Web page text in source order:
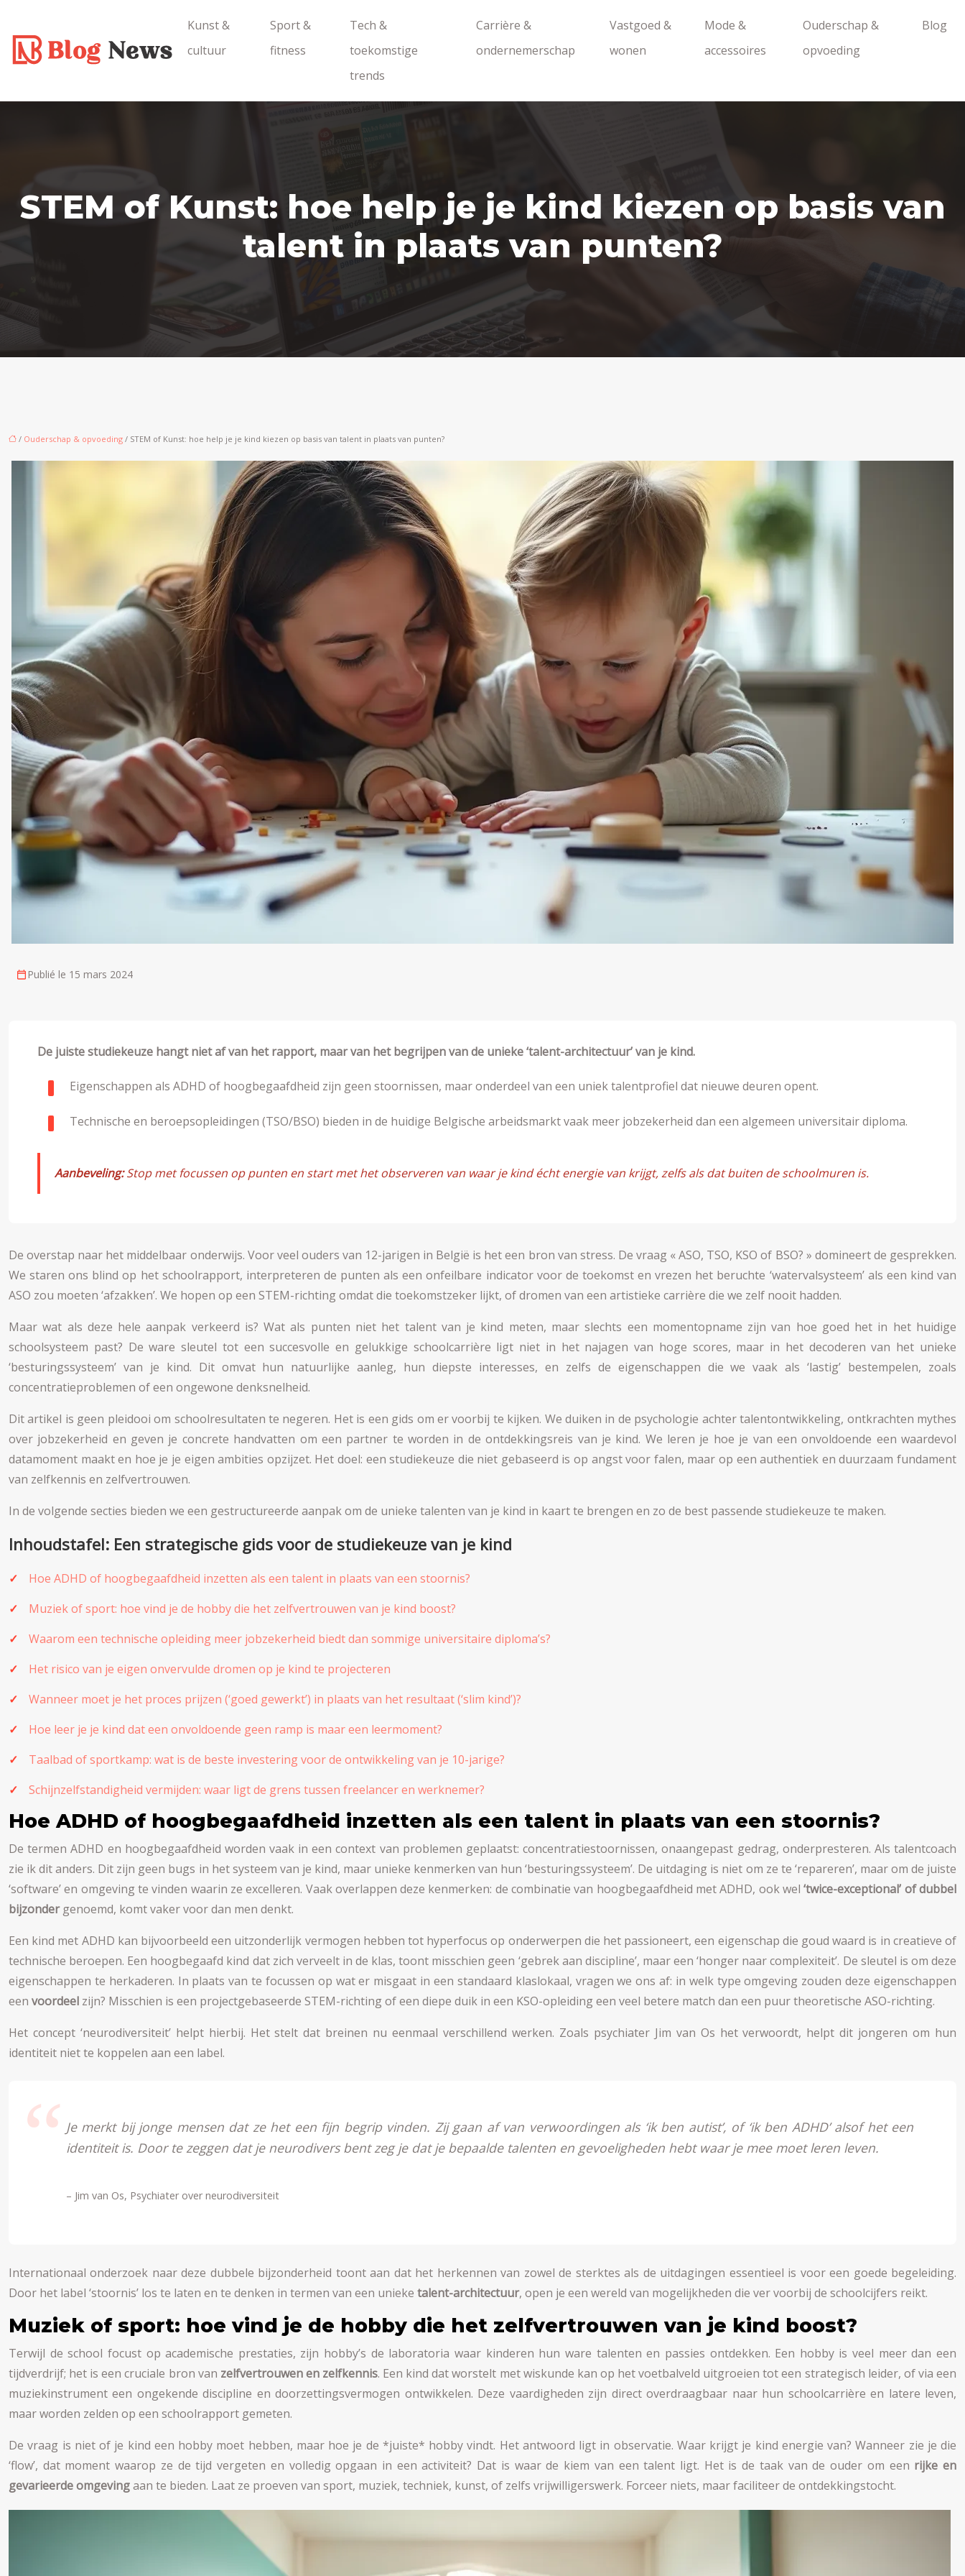
Kunst &
cultuur
Sport &
fitness
Tech &
toekomstige
trends
Carrière &
ondernemerschap
Vastgoed &
wonen
Mode &
accessoires
Ouderschap &
opvoeding
Blog
STEM of Kunst: hoe help je je kind kiezen op basis van
talent in plaats van punten?
/ Ouderschap & opvoeding / STEM of Kunst: hoe help je je kind kiezen op basis van talent in plaats van punten?
Publié le 15 mars 2024
De juiste studiekeuze hangt niet af van het rapport, maar van het begrijpen van de unieke ‘talent-architectuur’ van je kind.
Eigenschappen als ADHD of hoogbegaafdheid zijn geen stoornissen, maar onderdeel van een uniek talentprofiel dat nieuwe deuren opent.
Technische en beroepsopleidingen (TSO/BSO) bieden in de huidige Belgische arbeidsmarkt vaak meer jobzekerheid dan een algemeen universitair diploma.
Aanbeveling:Stop met focussen op punten en start met het observeren van waar je kind écht energie van krijgt, zelfs als dat buiten de schoolmuren is.
De overstap naar het middelbaar onderwijs. Voor veel ouders van 12-jarigen in België is het een bron van stress. De vraag « ASO, TSO, KSO of BSO? » domineert de gesprekken.
We staren ons blind op het schoolrapport, interpreteren de punten als een onfeilbare indicator voor de toekomst en vrezen het beruchte ‘watervalsysteem’ als een kind van
ASO zou moeten ‘afzakken’. We hopen op een STEM-richting omdat die toekomstzeker lijkt, of dromen van een artistieke carrière die we zelf nooit hadden.
Maar wat als deze hele aanpak verkeerd is? Wat als punten niet het talent van je kind meten, maar slechts een momentopname zijn van hoe goed het in het huidige
schoolsysteem past? De ware sleutel tot een succesvolle en gelukkige schoolcarrière ligt niet in het najagen van hoge scores, maar in het decoderen van het unieke
‘besturingssysteem’ van je kind. Dit omvat hun natuurlijke aanleg, hun diepste interesses, en zelfs de eigenschappen die we vaak als ‘lastig’ bestempelen, zoals
concentratieproblemen of een ongewone denksnelheid.
Dit artikel is geen pleidooi om schoolresultaten te negeren. Het is een gids om er voorbij te kijken. We duiken in de psychologie achter talentontwikkeling, ontkrachten mythes
over jobzekerheid en geven je concrete handvatten om een partner te worden in de ontdekkingsreis van je kind. We leren je hoe je van een onvoldoende een waardevol
datamoment maakt en hoe je je eigen ambities opzijzet. Het doel: een studiekeuze die niet gebaseerd is op angst voor falen, maar op een authentiek en duurzaam fundament
van zelfkennis en zelfvertrouwen.
In de volgende secties bieden we een gestructureerde aanpak om de unieke talenten van je kind in kaart te brengen en zo de best passende studiekeuze te maken.
Inhoudstafel: Een strategische gids voor de studiekeuze van je kind
Hoe ADHD of hoogbegaafdheid inzetten als een talent in plaats van een stoornis?
Muziek of sport: hoe vind je de hobby die het zelfvertrouwen van je kind boost?
Waarom een technische opleiding meer jobzekerheid biedt dan sommige universitaire diploma’s?
Het risico van je eigen onvervulde dromen op je kind te projecteren
Wanneer moet je het proces prijzen (‘goed gewerkt’) in plaats van het resultaat (‘slim kind’)?
Hoe leer je je kind dat een onvoldoende geen ramp is maar een leermoment?
Taalbad of sportkamp: wat is de beste investering voor de ontwikkeling van je 10-jarige?
Schijnzelfstandigheid vermijden: waar ligt de grens tussen freelancer en werknemer?
Hoe ADHD of hoogbegaafdheid inzetten als een talent in plaats van een stoornis?
De termen ADHD en hoogbegaafdheid worden vaak in een context van problemen geplaatst: concentratiestoornissen, onaangepast gedrag, onderpresteren. Als talentcoach
zie ik dit anders. Dit zijn geen bugs in het systeem van je kind, maar unieke kenmerken van hun ‘besturingssysteem’. De uitdaging is niet om ze te ‘repareren’, maar om de juiste
‘software’ en omgeving te vinden waarin ze excelleren. Vaak overlappen deze kenmerken: de combinatie van hoogbegaafdheid met ADHD, ook wel‘twice-exceptional’ of dubbel
bijzondergenoemd, komt vaker voor dan men denkt.
Een kind met ADHD kan bijvoorbeeld een uitzonderlijk vermogen hebben tot hyperfocus op onderwerpen die het passioneert, een eigenschap die goud waard is in creatieve of
technische beroepen. Een hoogbegaafd kind dat zich verveelt in de klas, toont misschien geen ‘gebrek aan discipline’, maar een ‘honger naar complexiteit’. De sleutel is om deze
eigenschappen te herkaderen. In plaats van te focussen op wat er misgaat in een standaard klaslokaal, vragen we ons af: in welk type omgeving zouden deze eigenschappen
een voordeel zijn? Misschien is een projectgebaseerde STEM-richting of een diepe duik in een KSO-opleiding een veel betere match dan een puur theoretische ASO-richting.
Het concept ‘neurodiversiteit’ helpt hierbij. Het stelt dat breinen nu eenmaal verschillend werken. Zoals psychiater Jim van Os het verwoordt, helpt dit jongeren om hun
identiteit niet te koppelen aan een label.
Je merkt bij jonge mensen dat ze het een fijn begrip vinden. Zij gaan af van verwoordingen als ‘ik ben autist’, of ‘ik ben ADHD’ alsof het een
identiteit is. Door te zeggen dat je neurodivers bent zeg je dat je bepaalde talenten en gevoeligheden hebt waar je mee moet leren leven.
– Jim van Os, Psychiater over neurodiversiteit
Internationaal onderzoek naar deze dubbele bijzonderheid toont aan dat het herkennen van zowel de sterktes als de uitdagingen essentieel is voor een goede begeleiding.
Door het label ‘stoornis’ los te laten en te denken in termen van een unieke talent-architectuur, open je een wereld van mogelijkheden die ver voorbij de schoolcijfers reikt.
Muziek of sport: hoe vind je de hobby die het zelfvertrouwen van je kind boost?
Terwijl de school focust op academische prestaties, zijn hobby’s de laboratoria waar kinderen hun ware talenten en passies ontdekken. Een hobby is veel meer dan een
tijdverdrijf; het is een cruciale bron van zelfvertrouwen en zelfkennis. Een kind dat worstelt met wiskunde kan op het voetbalveld uitgroeien tot een strategisch leider, of via een
muziekinstrument een ongekende discipline en doorzettingsvermogen ontwikkelen. Deze vaardigheden zijn direct overdraagbaar naar hun schoolcarrière en latere leven,
maar worden zelden op een schoolrapport gemeten.
De vraag is niet of je kind een hobby moet hebben, maar hoe je de *juiste* hobby vindt. Het antwoord ligt in observatie. Waar krijgt je kind energie van? Wanneer zie je die
‘flow’, dat moment waarop ze de tijd vergeten en volledig opgaan in een activiteit? Dat is waar de kiem van een talent ligt. Het is de taak van de ouder om een rijke en
gevarieerde omgevingaan te bieden. Laat ze proeven van sport, muziek, techniek, kunst, of zelfs vrijwilligerswerk. Forceer niets, maar faciliteer de ontdekkingstocht.